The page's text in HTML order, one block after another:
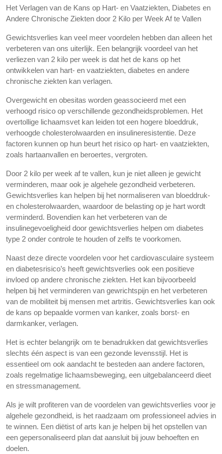
Het Verlagen van de Kans op Hart- en Vaatziekten, Diabetes en
Andere Chronische Ziekten door 2 Kilo per Week Af te Vallen
Gewichtsverlies kan veel meer voordelen hebben dan alleen het
verbeteren van ons uiterlijk. Een belangrijk voordeel van het
verliezen van 2 kilo per week is dat het de kans op het
ontwikkelen van hart- en vaatziekten, diabetes en andere
chronische ziekten kan verlagen.
Overgewicht en obesitas worden geassocieerd met een
verhoogd risico op verschillende gezondheidsproblemen. Het
overtollige lichaamsvet kan leiden tot een hogere bloeddruk,
verhoogde cholesterolwaarden en insulineresistentie. Deze
factoren kunnen op hun beurt het risico op hart- en vaatziekten,
zoals hartaanvallen en beroertes, vergroten.
Door 2 kilo per week af te vallen, kun je niet alleen je gewicht
verminderen, maar ook je algehele gezondheid verbeteren.
Gewichtsverlies kan helpen bij het normaliseren van bloeddruk-
en cholesterolwaarden, waardoor de belasting op je hart wordt
verminderd. Bovendien kan het verbeteren van de
insulinegevoeligheid door gewichtsverlies helpen om diabetes
type 2 onder controle te houden of zelfs te voorkomen.
Naast deze directe voordelen voor het cardiovasculaire systeem
en diabetesrisico’s heeft gewichtsverlies ook een positieve
invloed op andere chronische ziekten. Het kan bijvoorbeeld
helpen bij het verminderen van gewrichtspijn en het verbeteren
van de mobiliteit bij mensen met artritis. Gewichtsverlies kan ook
de kans op bepaalde vormen van kanker, zoals borst- en
darmkanker, verlagen.
Het is echter belangrijk om te benadrukken dat gewichtsverlies
slechts één aspect is van een gezonde levensstijl. Het is
essentieel om ook aandacht te besteden aan andere factoren,
zoals regelmatige lichaamsbeweging, een uitgebalanceerd dieet
en stressmanagement.
Als je wilt profiteren van de voordelen van gewichtsverlies voor je
algehele gezondheid, is het raadzaam om professioneel advies in
te winnen. Een diëtist of arts kan je helpen bij het opstellen van
een gepersonaliseerd plan dat aansluit bij jouw behoeften en
doelen.